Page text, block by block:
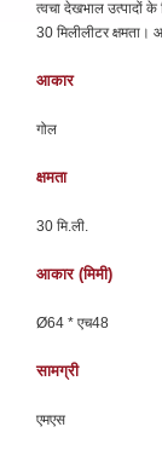
त्वचा देखभाल उत्पादों
30 मिलीलीटर क्षमता।
आकार
गोल
क्षमता
30 मि.ली.
आकार (मिमी)
Ø64 * एच48
सामग्री
एमएस